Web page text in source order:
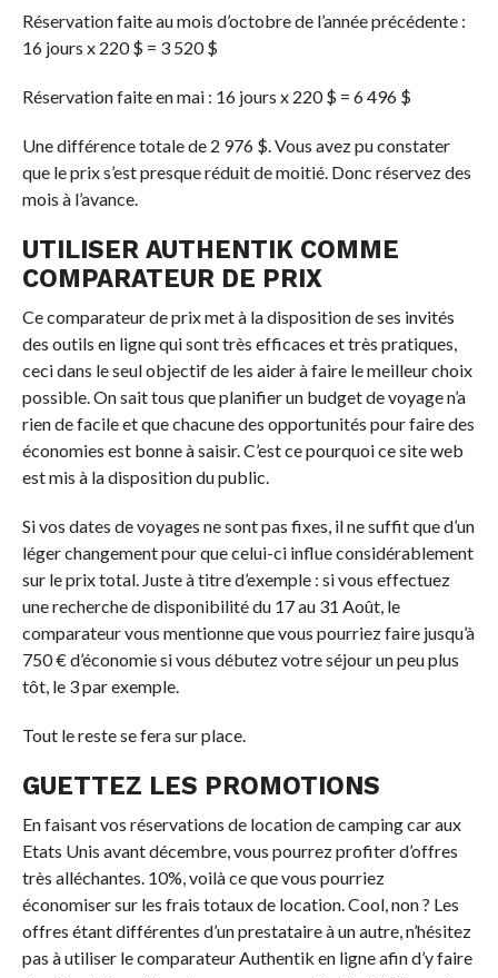
Réservation faite au mois d’octobre de l’année précédente :
16 jours x 220 $ = 3 520 $
Réservation faite en mai : 16 jours x 220 $ = 6 496 $
Une différence totale de 2 976 $. Vous avez pu constater
que le prix s’est presque réduit de moitié. Donc réservez des
mois à l’avance.
UTILISER AUTHENTIK COMME
COMPARATEUR DE PRIX
Ce comparateur de prix met à la disposition de ses invités
des outils en ligne qui sont très efficaces et très pratiques,
ceci dans le seul objectif de les aider à faire le meilleur choix
possible. On sait tous que planifier un budget de voyage n’a
rien de facile et que chacune des opportunités pour faire des
économies est bonne à saisir. C’est ce pourquoi ce site web
est mis à la disposition du public.
Si vos dates de voyages ne sont pas fixes, il ne suffit que d’un
léger changement pour que celui-ci influe considérablement
sur le prix total. Juste à titre d’exemple : si vous effectuez
une recherche de disponibilité du 17 au 31 Août, le
comparateur vous mentionne que vous pourriez faire jusqu’à
750 € d’économie si vous débutez votre séjour un peu plus
tôt, le 3 par exemple.
Tout le reste se fera sur place.
GUETTEZ LES PROMOTIONS
En faisant vos réservations de location de camping car aux
Etats Unis avant décembre, vous pourrez profiter d’offres
très alléchantes. 10%, voilà ce que vous pourriez
économiser sur les frais totaux de location. Cool, non ? Les
offres étant différentes d’un prestataire à un autre, n’hésitez
pas à utiliser le comparateur Authentik en ligne afin d’y faire